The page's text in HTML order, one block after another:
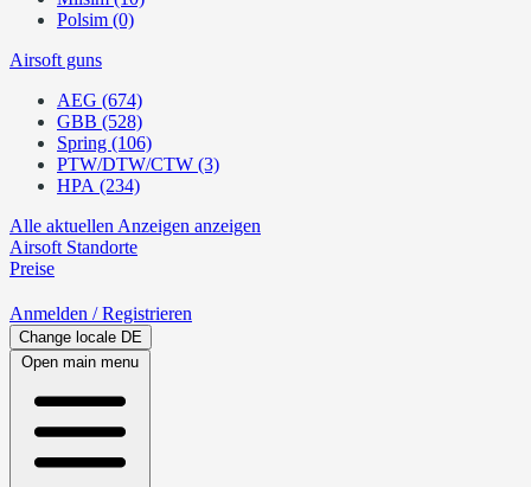
Polsim (0)
Airsoft guns
AEG (674)
GBB (528)
Spring (106)
PTW/DTW/CTW (3)
HPA (234)
Alle aktuellen Anzeigen anzeigen
Airsoft Standorte
Preise
Anmelden / Registrieren
Change locale DE
Open main menu